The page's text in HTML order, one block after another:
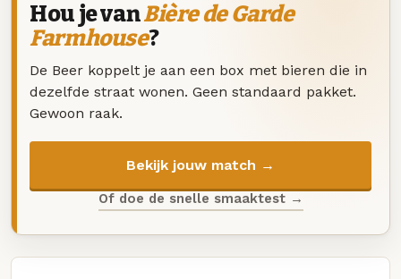
Hou je vanBière de Garde
Farmhouse?
De Beer koppelt je aan een box met bieren die in
dezelfde straat wonen. Geen standaard pakket.
Gewoon raak.
Bekijk jouw match →
Of doe de snelle smaaktest →